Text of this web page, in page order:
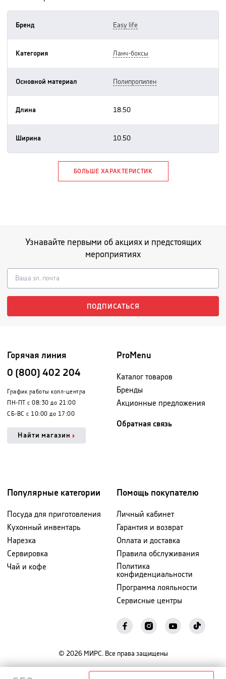
Бренд easy life
Категория ланч-боксы
Основной материал полипропилен
Длина 18.50
Ширина 10.50
БОЛЬШЕ ХАРАКТЕРИСТИК
Узнавайте первыми об акциях и предстоящих
мероприятиях
ПОДПИСАТЬСЯ
Горячая линия
0 (800) 402 204
График работы колл-центра
ПН-ПТ с 08:30 до 21:00
СБ-ВС с 10:00 до 17:00
Найти магазин
ProMenu
Каталог товаров
Бренды
Акционные предложения
Обратная связь
Популярные категории
Посуда для приготовления
Кухонный инвентарь
Нарезка
Сервировка
Чай и кофе
Помощь покупателю
Личный кабинет
Гарантия и возврат
Оплата и доставка
Правила обслуживания
Политика
конфиденциальности
Программа лояльности
Сервисные центры
© 2026 МИРС. Все права защищены